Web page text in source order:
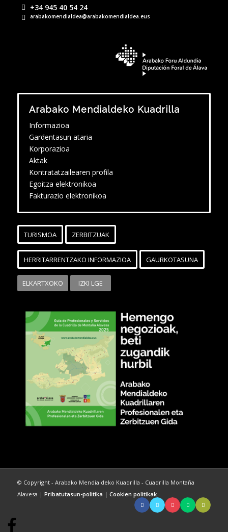
+34 945 40 54 24
arabakomendialdea@arabakomendialdea.eus
Arabako Mendialdeko Kuadrilla
Informazioa
Gardentasun ataria
Korporazioa
Aktak
Kontratatzailearen profila
Egoitza elektronikoa
Fakturazio elektronikoa
TURISMOA ZERBITZUAK
HERRITARRENTZAKO INFORMAZIOA GAURKOTASUNA
ELKARTXOKO IZKI LGE
© Copyright - Arabako Mendialdeko Kuadrilla - Cuadrilla Montaña
Alavesa | Pribatutasun-politika | Cookien politikak